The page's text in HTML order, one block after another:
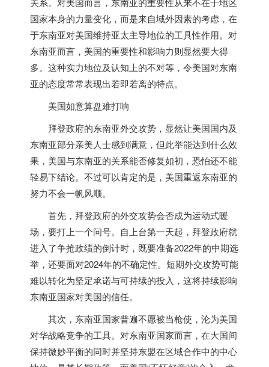
国家本身的力量变化，而是来自域外因素的考虑，在
于东南亚对美国维持亚太主导地位的工具性作用。对
东南亚而言，美国的重要性和影响力则显然要大得
多。这种实力地位及认知上的不对等，令美国对东南
亚的态度常常表现出若即若离的特点。
美国如意算盘难打响
拜登政府的东南亚外交攻势，显然让美国国内及
东南亚部分亲美人士感到满意，但此举能达到什么效
果，美国与东南亚的关系能否修复如初，恐怕还不能
轻易下结论。不过可以肯定的是，美国重返东南亚的
努力不会一帆风顺。
首先，拜登政府的外交攻势会否成为运动式暖
场，要打上一个问号。自上台第一天起，拜登政府就
进入了争抢政绩的倒计时，既要准备2022年的中期选
举，还要面对2024年的不确定性。短期外交攻势可能
难以转化为坚定承诺与可持续的投入，这将持续影响
东南亚国家对美国的信任。
其次，东南亚国家普遍不愿被当枪使，沦为美国
对华战略竞争的工具。对东南亚国家而言，在大国间
保持微妙平衡的同时并坚持东盟在区域合作中的中心